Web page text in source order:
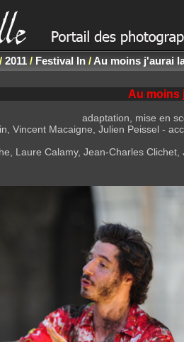
2011/ Festival In/Au moins j'aurai
Au moins
adaptation, mise en
Vincent Macaigne, Julien Peissel -
Laure Calamy, Jean-Charles